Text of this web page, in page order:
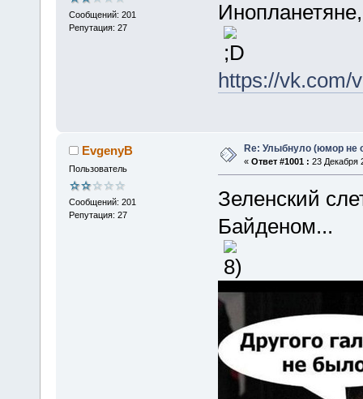
Сообщений: 201
Репутация: 27
https://vk.com/
EvgenyB
Пользователь
Сообщений: 201
Репутация: 27
Re: Улыбнуло (юмор не
« Ответ #1001 : 23 Декабря
Зеленский
Байденом...